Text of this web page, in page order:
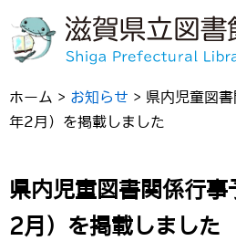
ホーム > お知らせ > 県内児童図
年2月）を掲載しました
県内児童図書関係行
2月）を掲載しました